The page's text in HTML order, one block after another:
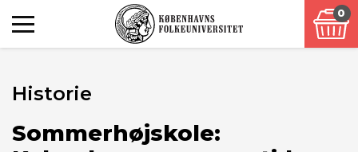
0
Historie
Sommerhøjskole: